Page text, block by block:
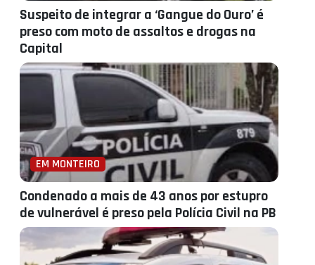
Suspeito de integrar a ‘Gangue do Ouro’ é
preso com moto de assaltos e drogas na
Capital
EM MONTEIRO
Condenado a mais de 43 anos por estupro
de vulnerável é preso pela Polícia Civil na PB